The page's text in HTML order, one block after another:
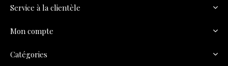
Service à la clientèle
Mon compte
Catégories